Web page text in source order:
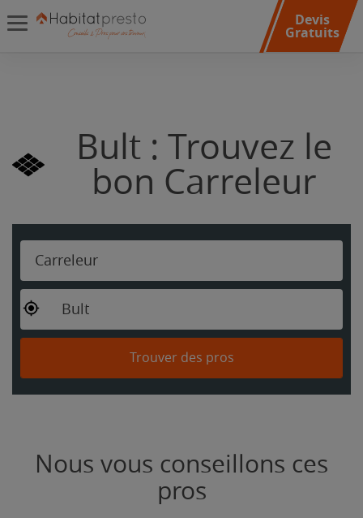
Devis
Gratuits
Bult : Trouvez le
bon Carreleur
Carreleur
Bult
Trouver des pros
Nous vous conseillons ces
pros